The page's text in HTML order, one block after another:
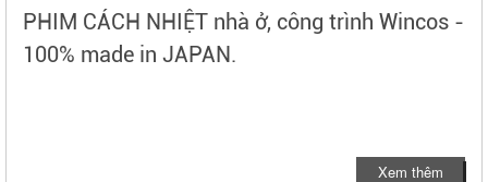
PHIM CÁCH NHIỆT nhà ở, công trình Wincos -
100% made in JAPAN.
Xem thêm